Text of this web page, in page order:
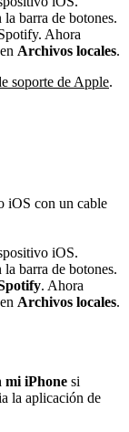
la barra de botones.
Ahora
Archivos locales.
soporte de Apple.
iOS con un cable
iOS.
la barra de botones.
. Ahora
Archivos locales.
mi iPhone si
la aplicación de